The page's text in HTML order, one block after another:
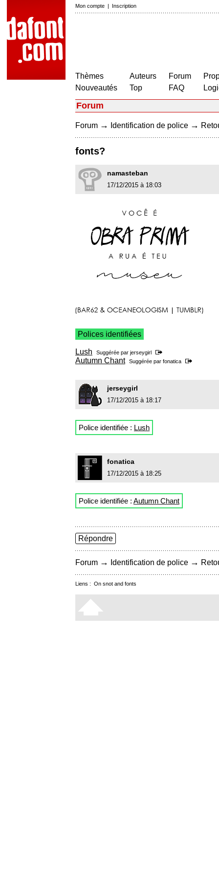
Mon compte | Inscription
Thèmes
Nouveautés
Auteurs
Top
Forum
FAQ
Forum
Forum → Identification de police →
fonts?
namasteban
17/12/2015 à 18:03
Polices identifiées
Lush Suggérée par jerseygirl
Autumn Chant Suggérée par fonatica
jerseygirl
17/12/2015 à 18:17
Police identifiée : Lush
fonatica
17/12/2015 à 18:25
Police identifiée : Autumn Chant
Répondre
Forum → Identification de police →
Liens : On snot and fonts